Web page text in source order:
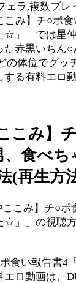
ェラ,複数プレ
こみ】チ○ポ
☆」」では星
た赤黒いちん
の体位でグッ
する有料エロ
こみ】
、食べち
(再生方
こみ】チ○ポ
☆」」の視聴
食い報告書4
ロ動画は、